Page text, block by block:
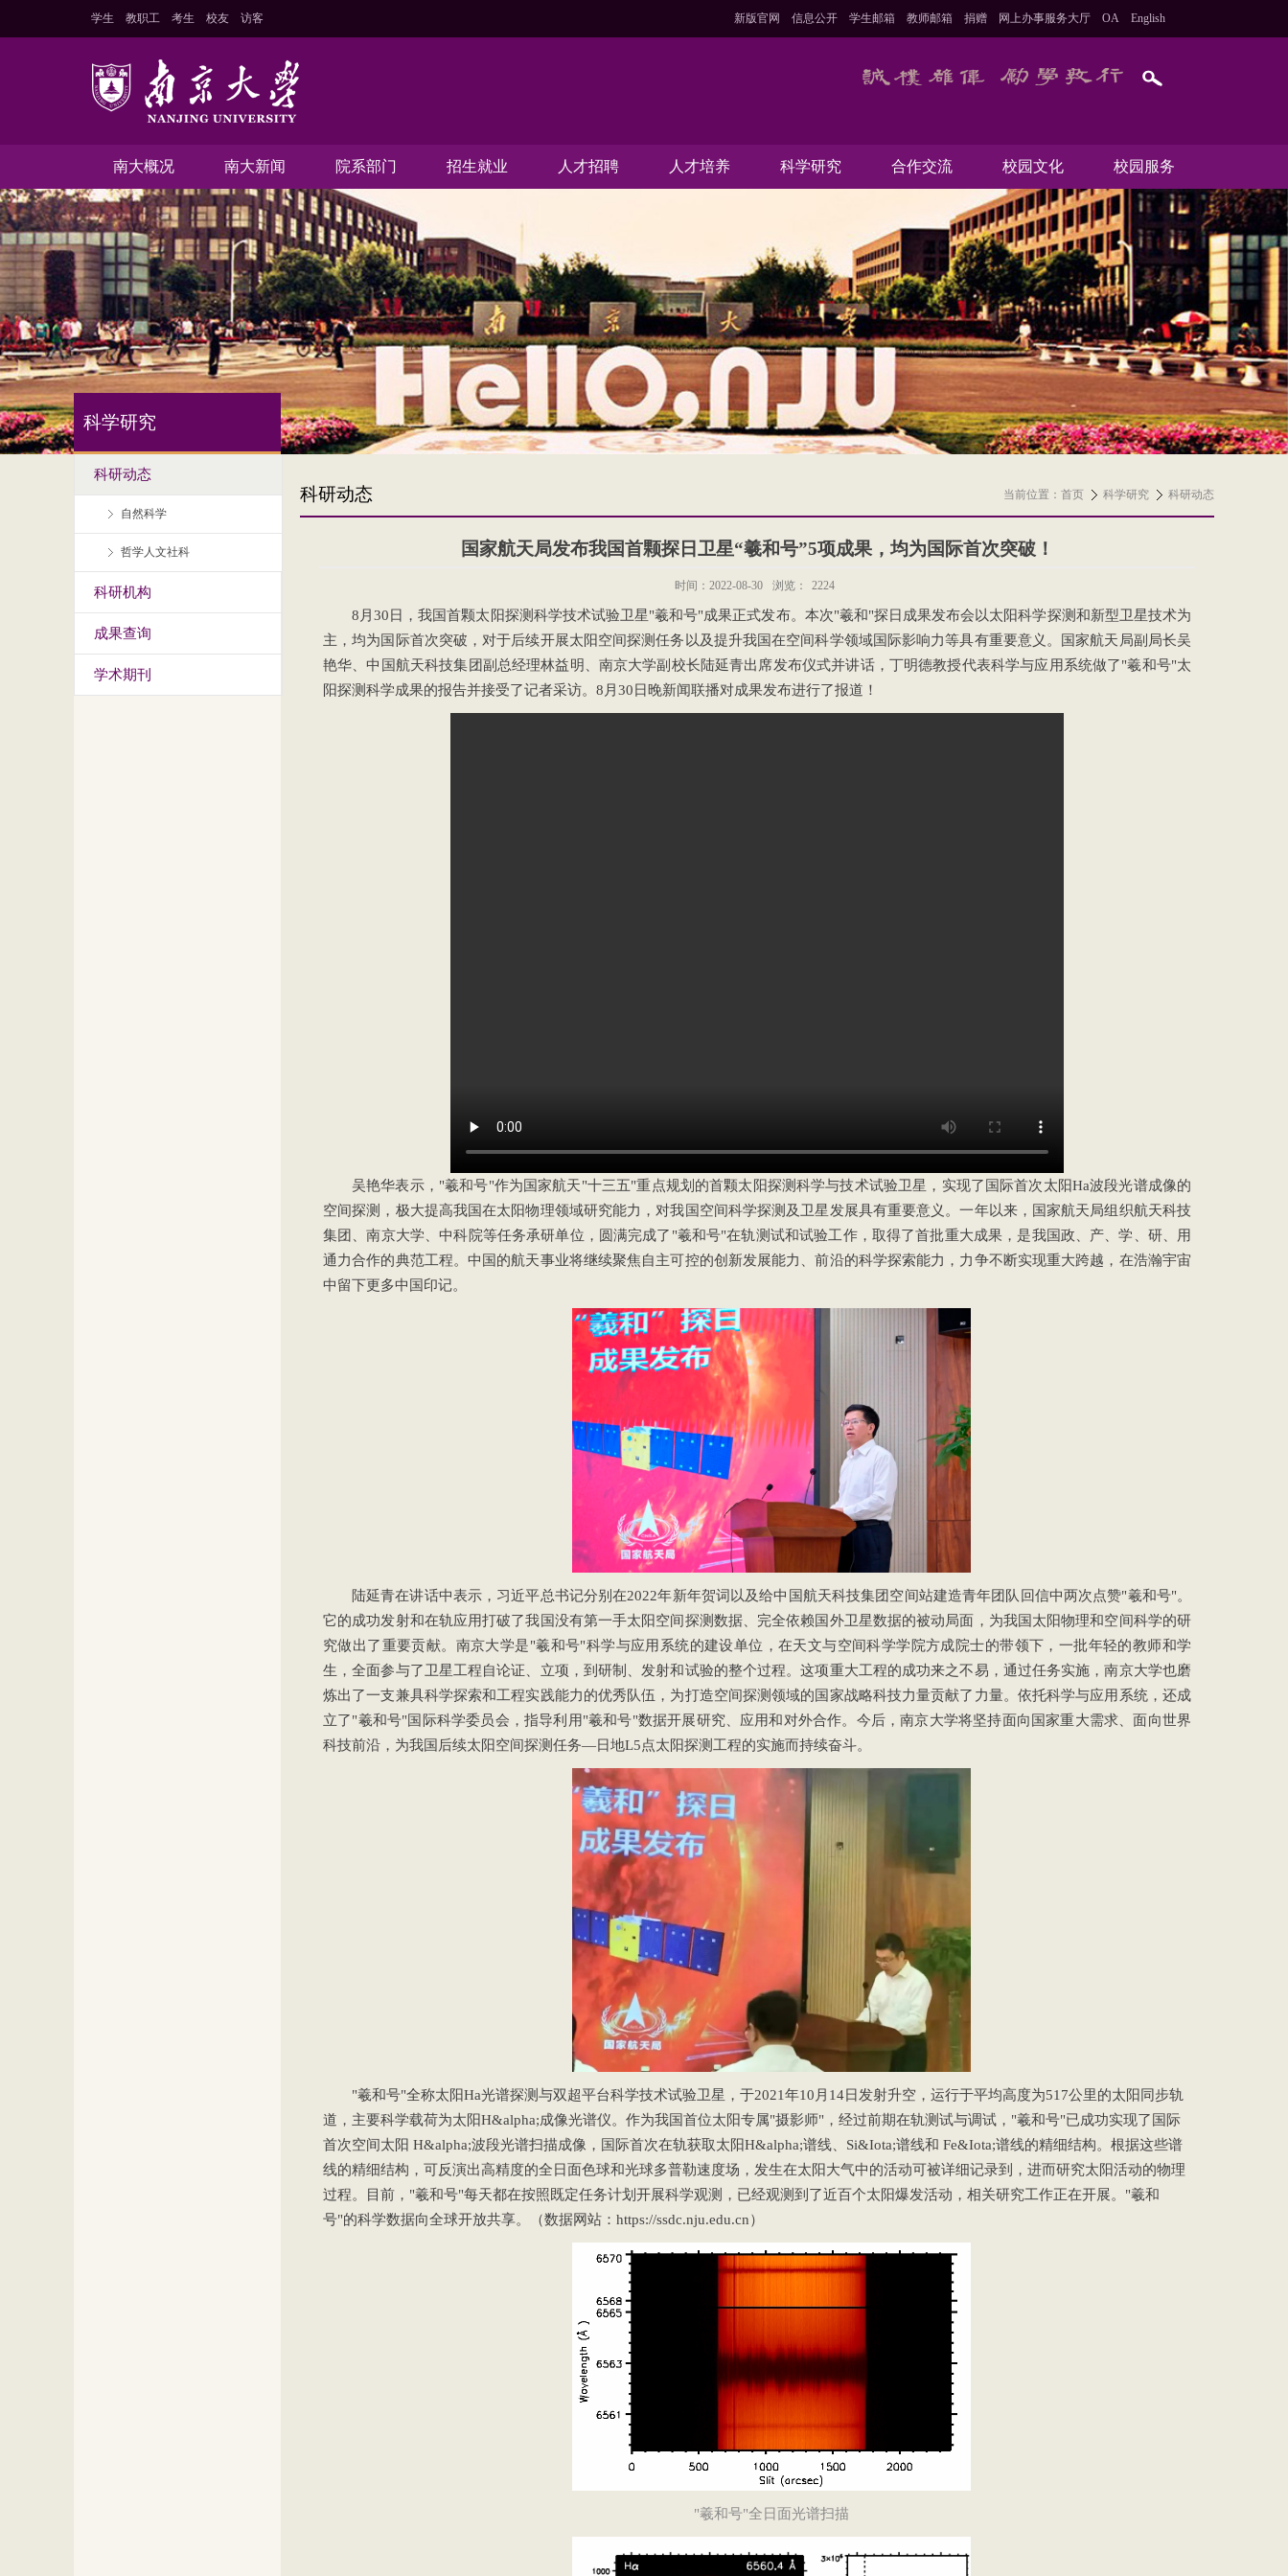
学生 教职工 考生 校友 访客 新版官网 信息公开 学生邮箱 教师邮箱 捐赠 网上办事服务大厅 OA English
南大概况 南大新闻 院系部门 招生就业 人才招聘 人才培养 科学研究 合作交流 校园文化 校园服务
科学研究
科研动态
自然科学
哲学人文社科
科研机构
成果查询
学术期刊
科研动态 当前位置： 首页 科学研究 科研动态
国家航天局发布我国首颗探日卫星“羲和号”5项成果，均为国际首次突破！
时间：2022-08-30 浏览： 2224
8月30日，我国首颗太阳探测科学技术试验卫星"羲和号"成果正式发布。本次"羲和"探日成果发布会以太阳科学探测和新型卫星技术为
主，均为国际首次突破，对于后续开展太阳空间探测任务以及提升我国在空间科学领域国际影响力等具有重要意义。国家航天局副局长吴
艳华、中国航天科技集团副总经理林益明、南京大学副校长陆延青出席发布仪式并讲话，丁明德教授代表科学与应用系统做了"羲和号"太
阳探测科学成果的报告并接受了记者采访。8月30日晚新闻联播对成果发布进行了报道！
吴艳华表示，"羲和号"作为国家航天"十三五"重点规划的首颗太阳探测科学与技术试验卫星，实现了国际首次太阳Ha波段光谱成像的
空间探测，极大提高我国在太阳物理领域研究能力，对我国空间科学探测及卫星发展具有重要意义。一年以来，国家航天局组织航天科技
集团、南京大学、中科院等任务承研单位，圆满完成了"羲和号"在轨测试和试验工作，取得了首批重大成果，是我国政、产、学、研、用
通力合作的典范工程。中国的航天事业将继续聚焦自主可控的创新发展能力、前沿的科学探索能力，力争不断实现重大跨越，在浩瀚宇宙
中留下更多中国印记。
陆延青在讲话中表示，习近平总书记分别在2022年新年贺词以及给中国航天科技集团空间站建造青年团队回信中两次点赞"羲和号"。
它的成功发射和在轨应用打破了我国没有第一手太阳空间探测数据、完全依赖国外卫星数据的被动局面，为我国太阳物理和空间科学的研
究做出了重要贡献。南京大学是"羲和号"科学与应用系统的建设单位，在天文与空间科学学院方成院士的带领下，一批年轻的教师和学
生，全面参与了卫星工程自论证、立项，到研制、发射和试验的整个过程。这项重大工程的成功来之不易，通过任务实施，南京大学也磨
炼出了一支兼具科学探索和工程实践能力的优秀队伍，为打造空间探测领域的国家战略科技力量贡献了力量。依托科学与应用系统，还成
立了"羲和号"国际科学委员会，指导利用"羲和号"数据开展研究、应用和对外合作。今后，南京大学将坚持面向国家重大需求、面向世界
科技前沿，为我国后续太阳空间探测任务—日地L5点太阳探测工程的实施而持续奋斗。
"羲和号"全称太阳Ha光谱探测与双超平台科学技术试验卫星，于2021年10月14日发射升空，运行于平均高度为517公里的太阳同步轨
道，主要科学载荷为太阳H&alpha;成像光谱仪。作为我国首位太阳专属"摄影师"，经过前期在轨测试与调试，"羲和号"已成功实现了国际
首次空间太阳 H&alpha;波段光谱扫描成像，国际首次在轨获取太阳H&alpha;谱线、Si&Iota;谱线和 Fe&Iota;谱线的精细结构。根据这些谱
线的精细结构，可反演出高精度的全日面色球和光球多普勒速度场，发生在太阳大气中的活动可被详细记录到，进而研究太阳活动的物理
过程。目前，"羲和号"每天都在按照既定任务计划开展科学观测，已经观测到了近百个太阳爆发活动，相关研究工作正在开展。"羲和
号"的科学数据向全球开放共享。（数据网站：https://ssdc.nju.edu.cn）
"羲和号"全日面光谱扫描